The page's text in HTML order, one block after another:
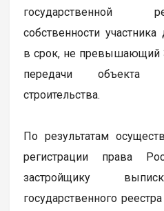
государственной
собственности участника
в срок, не превышающий
передачи объекта
строительства.
По результатам
регистрации права
застройщику
государственного